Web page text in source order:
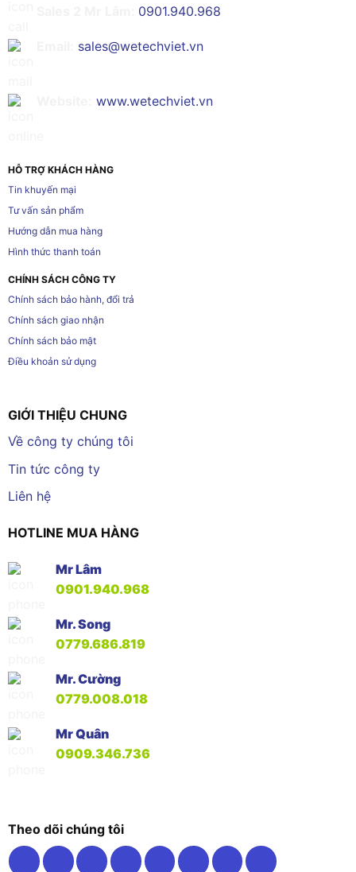
0901.940.968
sales@wetechviet.vn
www.wetechviet.vn
HỖ TRỢ KHÁCH HÀNG
Tin khuyến mại
Tư vấn sản phẩm
Hướng dẫn mua hàng
Hình thức thanh toán
CHÍNH SÁCH CÔNG TY
Chính sách bảo hành, đổi trả
Chính sách giao nhận
Chính sách bảo mật
Điều khoản sử dụng
GIỚI THIỆU CHUNG
Về công ty chúng tôi
Tin tức công ty
Liên hệ
HOTLINE MUA HÀNG
Mr Lâm
0901.940.968
Mr. Song
0779.686.819
Mr. Cường
0779.008.018
Mr Quân
0909.346.736
Theo dõi chúng tôi